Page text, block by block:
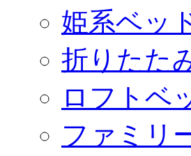
姫系ベッ
折りたた
ロフトベ
ファミリ